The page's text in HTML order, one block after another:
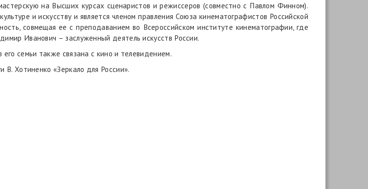
на Высших курсах сценаристов и режиссеров (совместно с Павлом Финном).
и искусству и является членом правления Союза кинематографистов Российской
совмещая ее с преподаванием во Всероссийском институте кинематографии, где
Иванович – заслуженный деятель искусств России.
семьи также связана с кино и телевидением.
В. Хотиненко «Зеркало для России».